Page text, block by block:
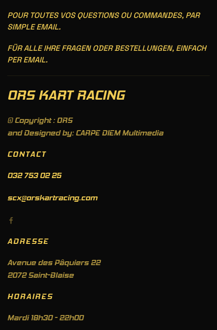
POUR TOUTES VOS QUESTIONS OU COMMANDES, PAR
SIMPLE EMAIL.
FÜR ALLE IHRE FRAGEN ODER BESTELLUNGEN, EINFACH
PER EMAIL.
ORS KART RACING
© Copyright : ORS
and Designed by: CARPE DIEM Multimedia
CONTACT
032 753 02 25
scx@orskartracing.com
ADRESSE
Avenue des Pâquiers 22
2072 Saint-Blaise
HORAIRES
Mardi 18h30 - 22h00